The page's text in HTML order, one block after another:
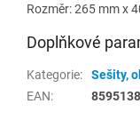
Rozměr: 265 mm x
Doplňkové
Kategorie:
Sešity,
EAN: